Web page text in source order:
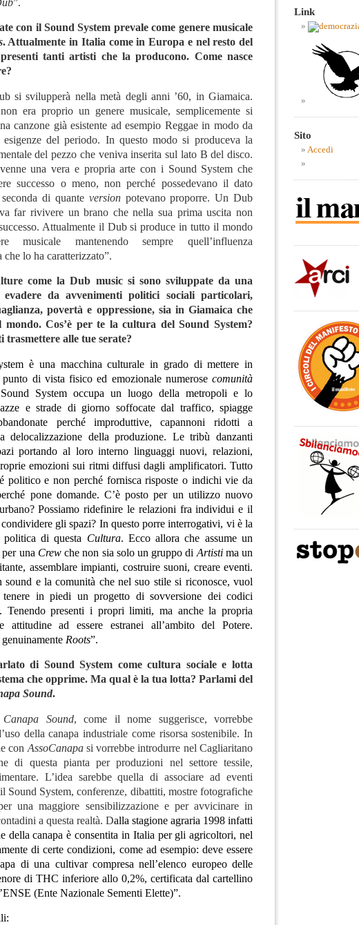
”.
con il Sound System prevale come genere musicale
. Attualmente in Italia come in Europa e nel resto del
tanti artisti che la producono. Come nasce
si svilupperà nella metà degli anni ’60, in Giamaica.
era proprio un genere musicale, semplicemente si
canzone già esistente ad esempio Reggae in modo da
esigenze del periodo. In questo modo si produceva la
del pezzo che veniva inserita sul lato B del disco.
una vera e propria arte con i Sound System che
successo o meno, non perché possedevano il dato
di quante versionpotevano proporre. Un Dub
far rivivere un brano che nella sua prima uscita non
Attualmente il Dub si produce in tutto il mondo
musicale mantenendo sempre quell’influenza
lo ha caratterizzato”.
come la Dub music si sono sviluppate da una
evadere da avvenimenti politici sociali particolari,
povertà e oppressione, sia in Giamaica che
mondo. Cos’è per te la cultura del Sound System?
trasmettere alle tue serate?
è una macchina culturale in grado di mettere in
di vista fisico ed emozionale numerose comunità
System occupa un luogo della metropoli e lo
e strade di giorno soffocate dal traffico, spiagge
perché improduttive, capannoni ridotti a
delocalizzazione della produzione. Le tribù danzanti
portando al loro interno linguaggi nuovi, relazioni,
emozioni sui ritmi diffusi dagli amplificatori. Tutto
politico e non perché fornisca risposte o indichi vie da
pone domande. C’è posto per un utilizzo nuovo
Possiamo ridefinire le relazioni fra individui e il
gli spazi? In questo porre interrogativi, vi è la
politica di questa Cultura. Ecco allora che assume un
una Crewche non sia solo un gruppo di Artisti ma un
assemblare impianti, costruire suoni, creare eventi.
sound e la comunità che nel suo stile si riconosce, vuol
in piedi un progetto di sovversione dei codici
Tenendo presenti i propri limiti, ma anche la propria
attitudine ad essere estranei all’ambito del Potere.
Roots”.
di Sound System come cultura sociale e lotta
che opprime. Ma qual è la tua lotta? Parlami del
Sound.
Canapa Sound, come il nome suggerisce, vorrebbe
della canapa industriale come risorsa sostenibile. In
con AssoCanapasi vorrebbe introdurre nel Cagliaritano
di questa pianta per produzioni nel settore tessile,
L’idea sarebbe quella di associare ad eventi
Sound System, conferenze, dibattiti, mostre fotografiche
una maggiore sensibilizzazione e per avvicinare in
a questa realtà. Dalla stagione agraria 1998 infatti
della canapa è consentita in Italia per gli agricoltori, nel
di certe condizioni, come ad esempio: deve essere
di una cultivar compresa nell’elenco europeo delle
di THC inferiore allo 0,2%, certificata dal cartellino
(Ente Nazionale Sementi Elette)”.
Link
Sito
Accedi